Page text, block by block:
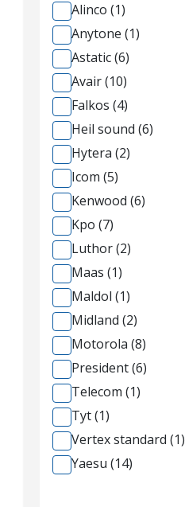
Alinco (1)
Anytone (1)
Astatic (6)
Avair (10)
Falkos (4)
Heil sound (6)
Hytera (2)
Icom (5)
Kenwood (6)
Kpo (7)
Luthor (2)
Maas (1)
Maldol (1)
Midland (2)
Motorola (8)
President (6)
Telecom (1)
Tyt (1)
Vertex standard (1)
Yaesu (14)